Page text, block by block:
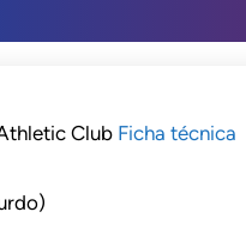
Club Ficha técnica